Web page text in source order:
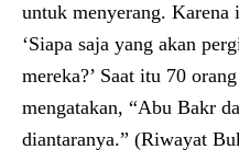
untuk menyerang. Karena
‘Siapa saja yang akan
mereka?’ Saat itu 70
mengatakan, “Abu Bakr
diantaranya.” (Riwayat